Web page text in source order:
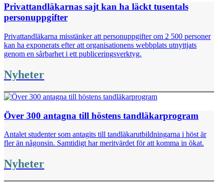
Privattandläkarnas sajt kan ha läckt tusentals
personuppgifter
Privattandläkarna misstänker att personuppgifter om 2 500 personer
kan ha exponerats efter att organisationens webbplats utnyttjats
genom en sårbarhet i ett publiceringsverktyg.
Nyheter
Över 300 antagna till höstens tandläkarprogram
Antalet studenter som antagits till tandläkarutbildningarna i höst är
fler än någonsin. Samtidigt har meritvärdet för att komma in ökat.
Nyheter